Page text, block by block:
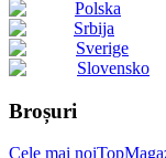
Polska
Srbija
Sverige
Slovensko
Broșuri
Cele mai noiTop